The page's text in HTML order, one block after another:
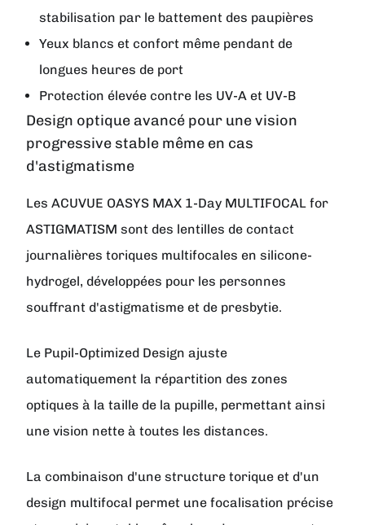
stabilisation par le battement des paupières
Yeux blancs et confort même pendant de
longues heures de port
Protection élevée contre les UV-A et UV-B
Design optique avancé pour une vision
progressive stable même en cas
d'astigmatisme
Les ACUVUE OASYS MAX 1-Day MULTIFOCAL for
ASTIGMATISM sont des lentilles de contact
journalières toriques multifocales en silicone-
hydrogel, développées pour les personnes
souffrant d'astigmatisme et de presbytie.
Le Pupil-Optimized Design ajuste
automatiquement la répartition des zones
optiques à la taille de la pupille, permettant ainsi
une vision nette à toutes les distances.
La combinaison d'une structure torique et d'un
design multifocal permet une focalisation précise